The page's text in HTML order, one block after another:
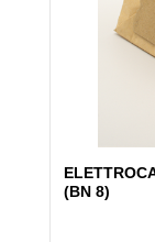
(BN 8)